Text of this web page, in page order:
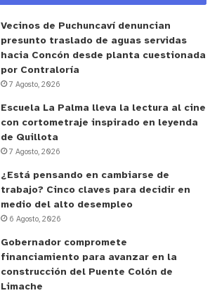
Vecinos de Puchuncaví denuncian
presunto traslado de aguas servidas
hacia Concón desde planta cuestionada
por Contraloría
7 Agosto, 2026
Escuela La Palma lleva la lectura al cine
con cortometraje inspirado en leyenda
de Quillota
7 Agosto, 2026
¿Está pensando en cambiarse de
trabajo? Cinco claves para decidir en
medio del alto desempleo
6 Agosto, 2026
Gobernador compromete
financiamiento para avanzar en la
construcción del Puente Colón de
Limache